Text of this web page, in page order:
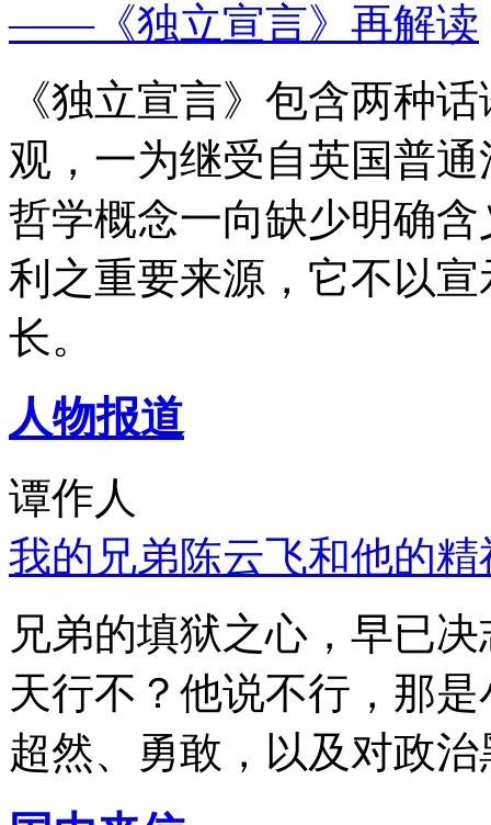
——《独立宣言》再解读
《独立宣言》包含两种
观，一为继受自英国普
哲学概念一向缺少明确
利之重要来源，它不以
长。
人物报道
谭作人
我的兄弟陈云飞和他的
兄弟的填狱之心，早已
天行不？他说不行，那
超然、勇敢，以及对政